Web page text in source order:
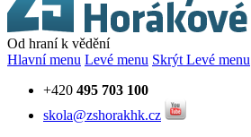
Od hraní k vědění
Hlavní menu Levé menu Skrýt Levé menu
+420 495 703 100
skola@zshorakhk.cz